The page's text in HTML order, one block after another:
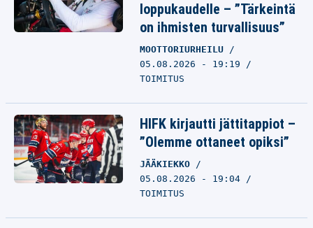
loppukaudelle – ”Tärkeintä
on ihmisten turvallisuus”
MOOTTORIURHEILU
05.08.2026 - 19:19
TOIMITUS
HIFK kirjautti jättitappiot –
”Olemme ottaneet opiksi”
JÄÄKIEKKO
05.08.2026 - 19:04
TOIMITUS